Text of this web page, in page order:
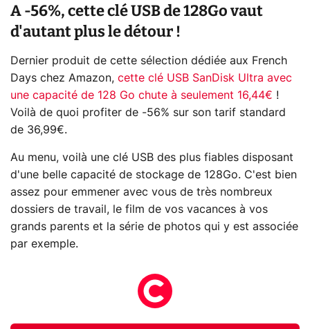
A -56%, cette clé USB de 128Go vaut
d'autant plus le détour !
Dernier produit de cette sélection dédiée aux French
Days chez Amazon, cette clé USB SanDisk Ultra avec
une capacité de 128 Go chute à seulement 16,44€ !
Voilà de quoi profiter de -56% sur son tarif standard
de 36,99€.
Au menu, voilà une clé USB des plus fiables disposant
d'une belle capacité de stockage de 128Go. C'est bien
assez pour emmener avec vous de très nombreux
dossiers de travail, le film de vos vacances à vos
grands parents et la série de photos qui y est associée
par exemple.